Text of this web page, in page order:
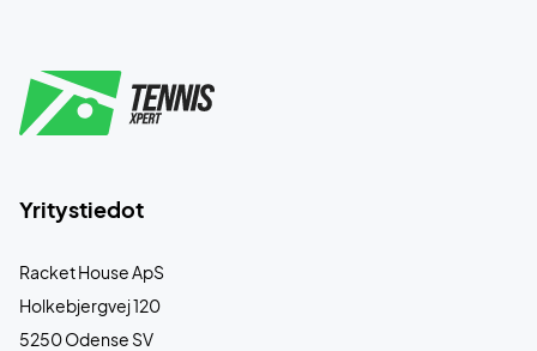
Yritystiedot
Racket House ApS
Holkebjergvej 120
5250 Odense SV